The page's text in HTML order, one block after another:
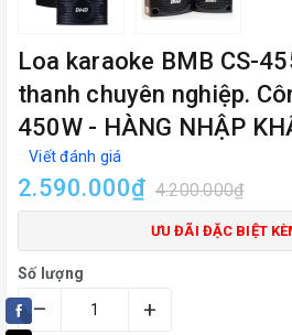
Loa karaoke BMB CS-
thanh chuyên nghiệp.
450W - HÀNG NHẬP
Viết đánh giá
2.590.000₫ 4.200.000₫
ƯU ĐÃI ĐẶC BIỆT
Số lượng
– +